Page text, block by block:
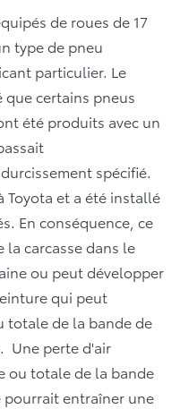
de roues de 17
type de pneu
particulier. Le
certains pneus
été produits avec un
spécifié.
Toyota et a été installé
En conséquence, ce
carcasse dans le
ou peut développer
qui peut
totale de la bande de
Une perte d'air
ou totale de la bande
entraîner une